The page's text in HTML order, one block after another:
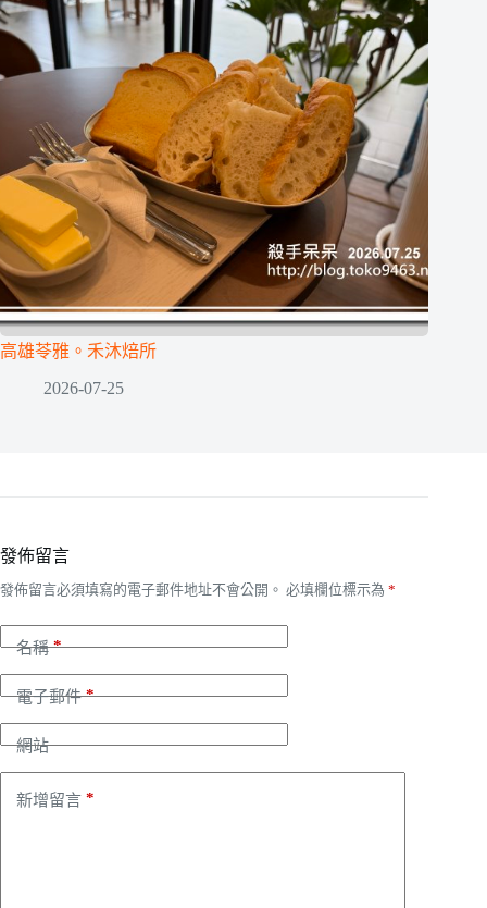
高雄苓雅。禾沐焙所
2026-07-25
發佈留言
發佈留言必須填寫的電子郵件地址不會公開。 必填欄位標示為 *
名稱*
電子郵件*
網站
新增留言 *